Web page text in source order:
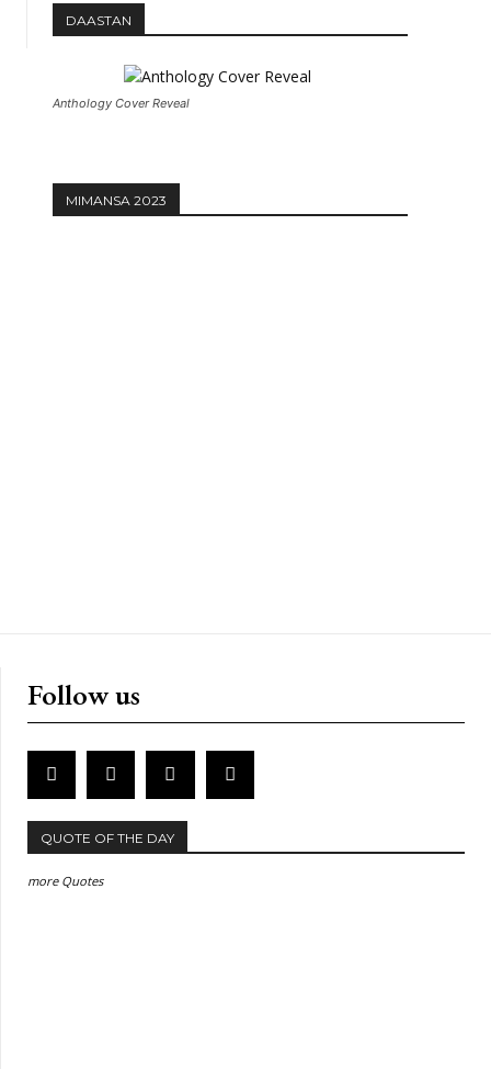
DAASTAN
Anthology Cover Reveal
MIMANSA 2023
Follow us
QUOTE OF THE DAY
more Quotes